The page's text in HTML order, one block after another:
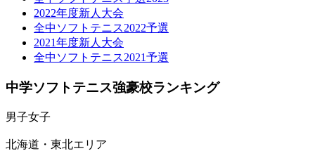
2022年度新人大会
全中ソフトテニス2022予選
2021年度新人大会
全中ソフトテニス2021予選
中学ソフトテニス強豪校ランキング
男子女子
北海道・東北エリア